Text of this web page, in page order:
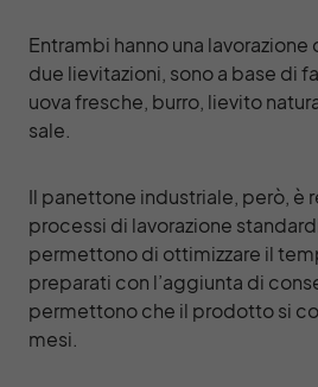
Entrambi hanno una
due lievitazioni, sono a base di
uova fresche, burro, lievito
sale.
Il panettone industriale, però, è
processi di lavorazione
permettono di ottimizzare il
preparati con l’aggiunta di
permettono che il prodotto si
mesi.